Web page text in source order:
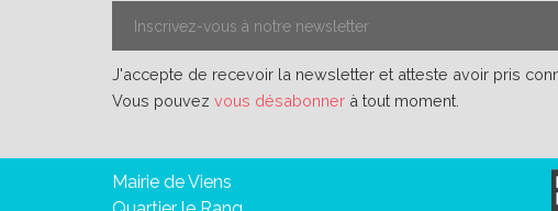
J'accepte de recevoir la newsletter et atteste avoir pris
Vous pouvez vous désabonner à tout moment.
Mairie de Viens